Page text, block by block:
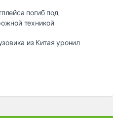
погиб под
техникой
из Китая уронил